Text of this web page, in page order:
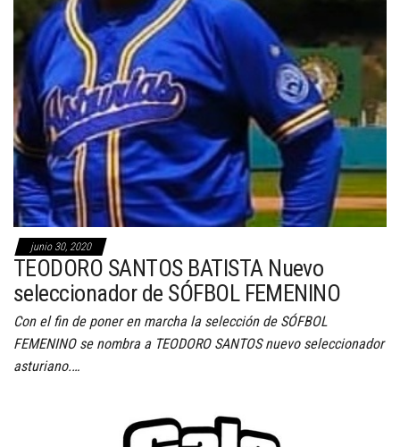
junio 30, 2020
TEODORO SANTOS BATISTA Nuevo
seleccionador de SÓFBOL FEMENINO
Con el fin de poner en marcha la selección de SÓFBOL
FEMENINO se nombra a TEODORO SANTOS nuevo seleccionador
asturiano.…